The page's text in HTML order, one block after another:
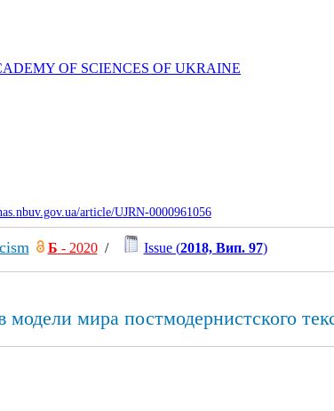
OF SCIENCES OF UKRAINE
article/UJRN-0000961056
Б - 2020/ Issue (2018, Вип. 97)
мира постмодернистского